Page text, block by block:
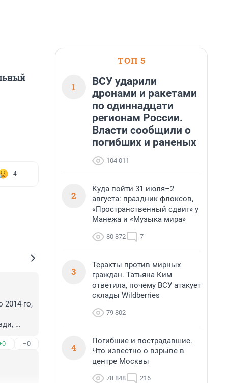
4
го,
–0
ТОП 5
1
ВСУ ударили
дронами и ракетами
по одиннадцати
регионам России.
Власти сообщили о
погибших и раненых
104 011
2
Куда пойти 31 июля–2
августа: праздник флоксов,
«Пространственный сдвиг» у
Манежа и «Музыка мира»
80 872 7
3
Теракты против мирных
граждан. Татьяна Ким
ответила, почему ВСУ атакует
склады Wildberries
79 802
4
Погибшие и пострадавшие.
Что известно о взрыве в
центре Москвы
78 848 216